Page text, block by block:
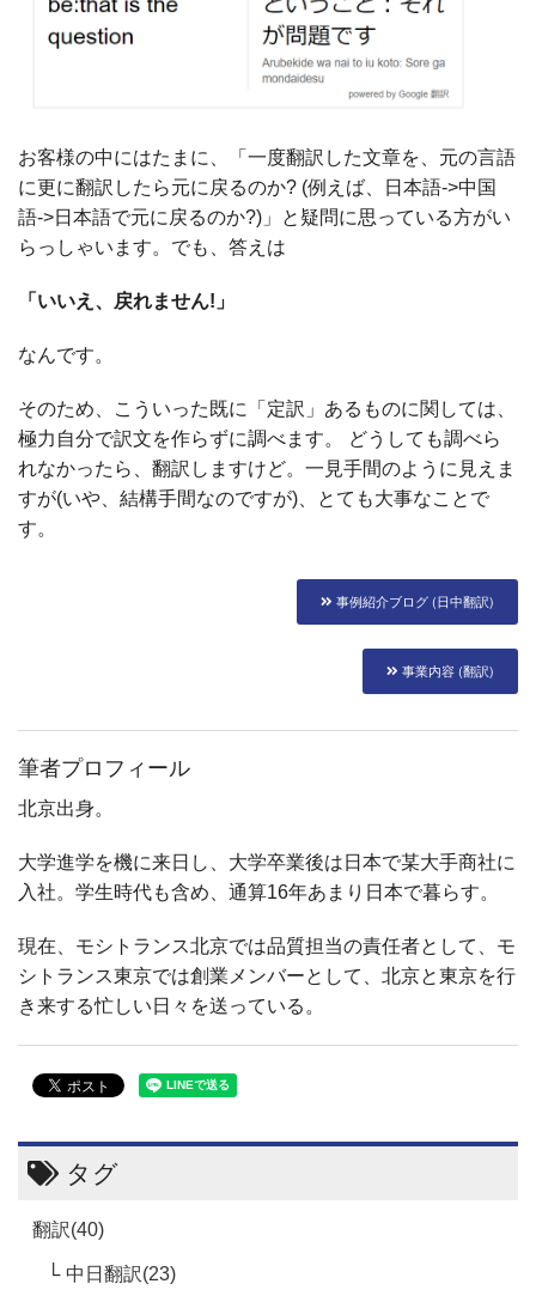
お客様の中にはたまに、「一度翻訳した文章を、元の言語
に更に翻訳したら元に戻るのか? (例えば、日本語->中国
語->日本語で元に戻るのか?)」と疑問に思っている方がい
らっしゃいます。でも、答えは
「いいえ、戻れません!」
なんです。
そのため、こういった既に「定訳」あるものに関しては、
極力自分で訳文を作らずに調べます。 どうしても調べら
れなかったら、翻訳しますけど。一見手間のように見えま
すが(いや、結構手間なのですが)、とても大事なことで
す。
事例紹介ブログ (日中翻訳)
事業内容 (翻訳)
筆者プロフィール
北京出身。
大学進学を機に来日し、大学卒業後は日本で某大手商社に
入社。学生時代も含め、通算16年あまり日本で暮らす。
現在、モシトランス北京では品質担当の責任者として、モ
シトランス東京では創業メンバーとして、北京と東京を行
き来する忙しい日々を送っている。
タグ
翻訳(40)
中日翻訳(23)